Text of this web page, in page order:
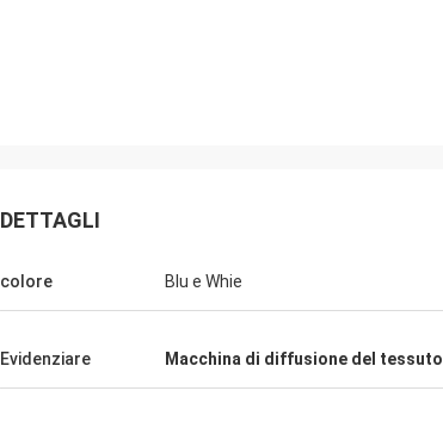
DETTAGLI
colore Blu e Whie
Evidenziare Macchina di diffusione del